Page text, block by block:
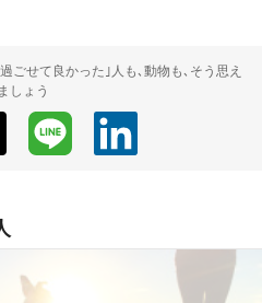
ごせて良かった｣人も､動物も､そう思え
しょう